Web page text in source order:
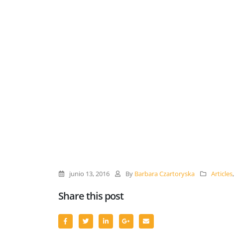
junio 13, 2016 By Barbara Czartoryska Articles,
Share this post